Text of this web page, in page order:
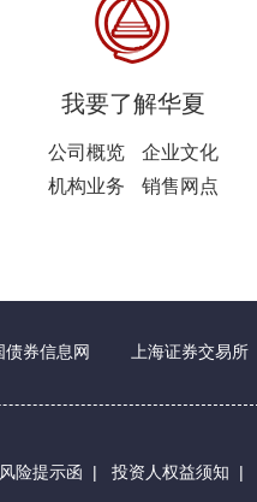
我要了解华夏
公司概览
企业文化
机构业务
销售网点
债券信息网 上海证券交易所
风险提示函 | 投资人权益须知 |